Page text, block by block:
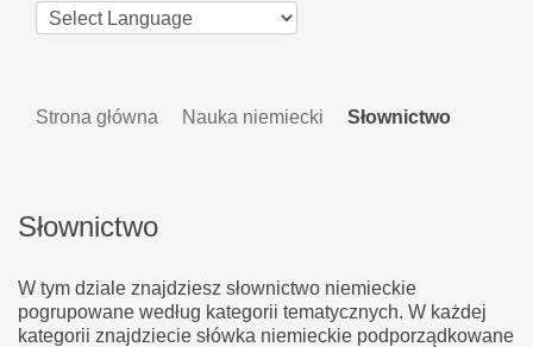
Strona główna Nauka niemiecki Słownictwo
Słownictwo
W tym dziale znajdziesz słownictwo niemieckie
pogrupowane według kategorii tematycznych. W każdej
kategorii znajdziecie słówka niemieckie podporządkowane